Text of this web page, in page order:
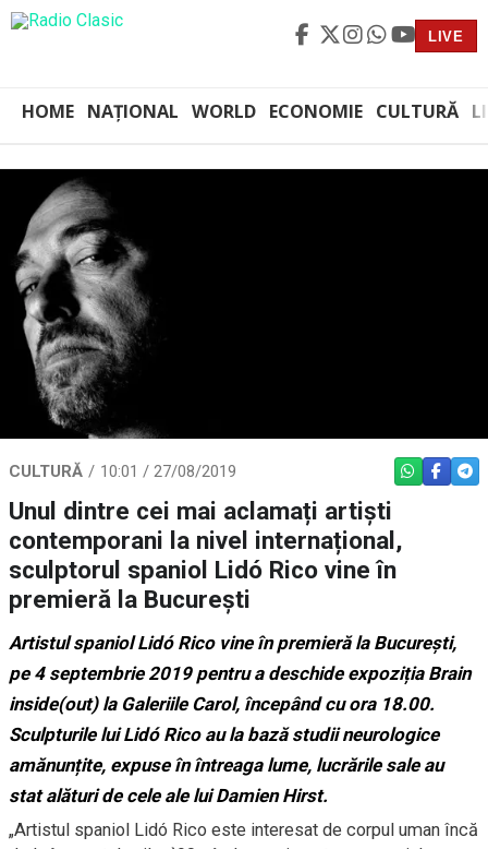
LIVE
HOME NAȚIONAL WORLD ECONOMIE CULTURĂ
CULTURĂ 10:01 / 27/08/2019 WHATSAPP
Unul dintre cei mai aclamați artiști
contemporani la nivel internațional,
sculptorul spaniol Lidó Rico vine în
premieră la București
Artistul spaniolLidó Rico vine în premieră la București,
pe 4 septembrie 2019 pentru adeschide expoziția Brain
inside(out) la Galeriile Carol, începând cu ora 18.00.
Sculpturile luiLidó Ricoau la bază studii neurologice
amănunțite, expuse în întreaga lume, lucrările sale au
stat alături de cele ale luiDamien Hirst.
„Artistul spaniol Lidó Rico este interesat de corpul uman încă